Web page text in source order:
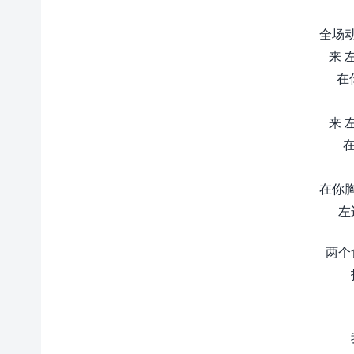
全场
来
在
来
在你
左
两